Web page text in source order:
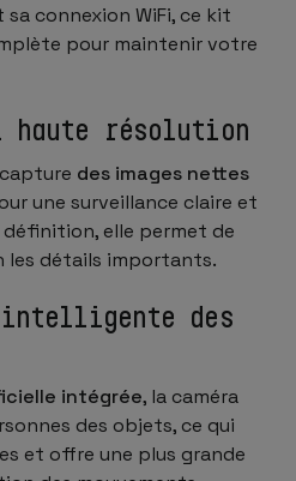
connexion WiFi, ce kit
pour maintenir votre
haute résolution
capture des images nettes
une surveillance claire et
elle permet de
les détails importants.
intelligente des
intégrée, la caméra
des objets, ce qui
et offre une plus grande